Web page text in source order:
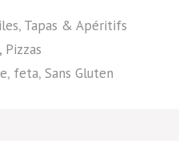
, Tapas & Apéritifs
Pizzas
, feta,Sans Gluten